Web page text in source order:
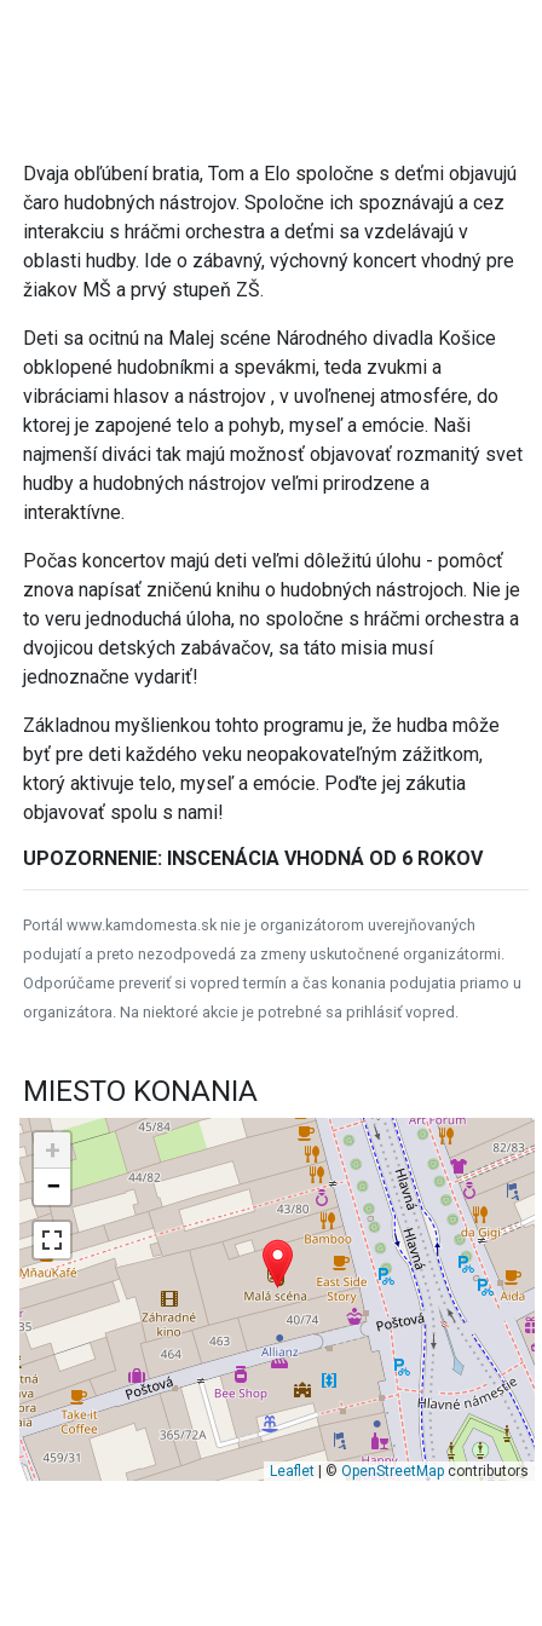
Dvaja obľúbení bratia, Tom a Elo spoločne s deťmi objavujú
čaro hudobných nástrojov. Spoločne ich spoznávajú a cez
interakciu s hráčmi orchestra a deťmi sa vzdelávajú v
oblasti hudby. Ide o zábavný, výchovný koncert vhodný pre
žiakov MŠ a prvý stupeň ZŠ.
Deti sa ocitnú na Malej scéne Národného divadla Košice
obklopené hudobníkmi a spevákmi, teda zvukmi a
vibráciami hlasov a nástrojov , v uvoľnenej atmosfére, do
ktorej je zapojené telo a pohyb, myseľ a emócie. Naši
najmenší diváci tak majú možnosť objavovať rozmanitý svet
hudby a hudobných nástrojov veľmi prirodzene a
interaktívne.
Počas koncertov majú deti veľmi dôležitú úlohu - pomôcť
znova napísať zničenú knihu o hudobných nástrojoch. Nie je
to veru jednoduchá úloha, no spoločne s hráčmi orchestra a
dvojicou detských zabávačov, sa táto misia musí
jednoznačne vydariť!
Základnou myšlienkou tohto programu je, že hudba môže
byť pre deti každého veku neopakovateľným zážitkom,
ktorý aktivuje telo, myseľ a emócie. Poďte jej zákutia
objavovať spolu s nami!
UPOZORNENIE: INSCENÁCIA VHODNÁ OD 6 ROKOV
Portál www.kamdomesta.sk nie je organizátorom uverejňovaných
podujatí a preto nezodpovedá za zmeny uskutočnené organizátormi.
Odporúčame preveriť si vopred termín a čas konania podujatia priamo u
organizátora. Na niektoré akcie je potrebné sa prihlásiť vopred.
MIESTO KONANIA
+
−
Leaflet| © OpenStreetMapcontributors